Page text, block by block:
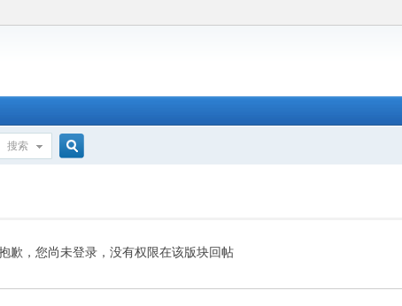
搜索
索
歉，您尚未登录，没有权限在该版块回帖